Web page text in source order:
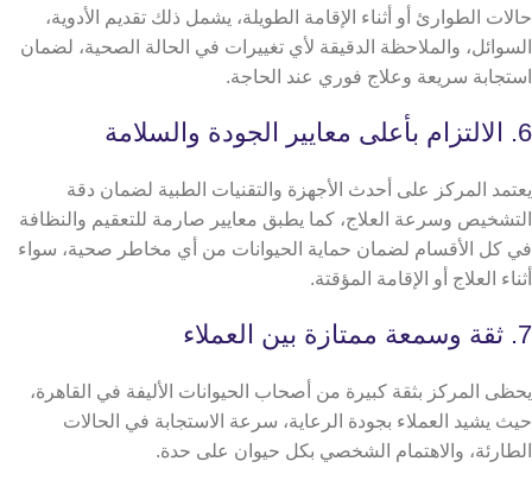
حالات الطوارئ أو أثناء الإقامة الطويلة، يشمل ذلك تقديم الأدوية،
السوائل، والملاحظة الدقيقة لأي تغييرات في الحالة الصحية، لضمان
استجابة سريعة وعلاج فوري عند الحاجة.
6. الالتزام بأعلى معايير الجودة والسلامة
يعتمد المركز على أحدث الأجهزة والتقنيات الطبية لضمان دقة
التشخيص وسرعة العلاج، كما يطبق معايير صارمة للتعقيم والنظافة
في كل الأقسام لضمان حماية الحيوانات من أي مخاطر صحية، سواء
أثناء العلاج أو الإقامة المؤقتة.
7. ثقة وسمعة ممتازة بين العملاء
يحظى المركز بثقة كبيرة من أصحاب الحيوانات الأليفة في القاهرة،
حيث يشيد العملاء بجودة الرعاية، سرعة الاستجابة في الحالات
الطارئة، والاهتمام الشخصي بكل حيوان على حدة.